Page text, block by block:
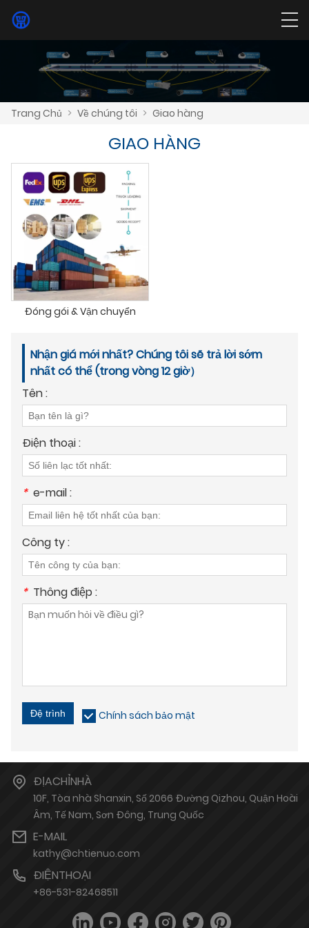
Trang Chủ > Về chúng tôi > Giao hàng
GIAO HÀNG
Đóng gói & Vận chuyển
Nhận giá mới nhất? Chúng tôi sẽ trả lời sớm
nhất có thể (trong vòng 12 giờ）
Tên :
Điện thoại :
* e-mail :
Công ty :
* Thông điệp :
Đệ trình Chính sách bảo mật
ĐỊACHỈNHÀ
10F, Tòa nhà Shanxin, Số 2066 Đường Qizhou, Quận Hoài
Âm, Tế Nam, Sơn Đông, Trung Quốc
E-MAIL
kathy@chtienuo.com
ĐIỆNTHOẠI
+86-531-82468511